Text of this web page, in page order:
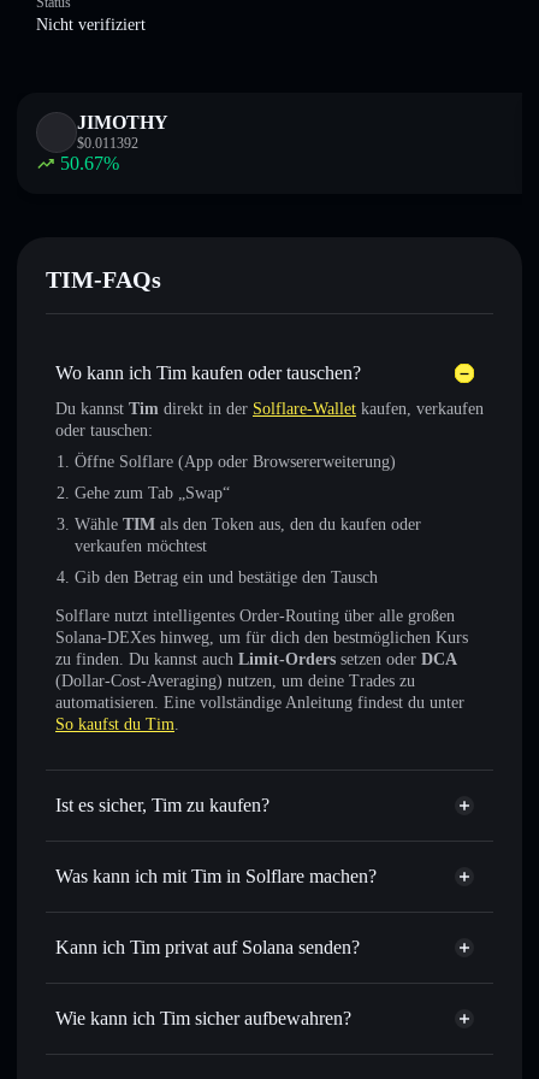
Nicht verifiziert
JIMOTHY
$0.011392
50.67%
TIM-FAQs
Wo kann ich Tim kaufen oder tauschen?
Du kannst Tim direkt in der Solflare-Wallet kaufen, verkaufen
oder tauschen:
Öffne Solflare (App oder Browsererweiterung)
Gehe zum Tab „Swap“
Wähle TIM als den Token aus, den du kaufen oder
verkaufen möchtest
Gib den Betrag ein und bestätige den Tausch
Solflare nutzt intelligentes Order-Routing über alle großen
Solana-DEXes hinweg, um für dich den bestmöglichen Kurs
zu finden. Du kannst auch Limit-Orders setzen oder DCA
(Dollar-Cost-Averaging) nutzen, um deine Trades zu
automatisieren. Eine vollständige Anleitung findest du unter
So kaufst du Tim.
Ist es sicher, Tim zu kaufen?
Tim nicht verifiziert
Was kann ich mit Tim in Solflare machen?
Tim
Solflare-Wallet
Sofort tauschen– handle TIM gegen SOL, USDC oder
Routing zum bestmöglichen Kurs
Limit-Orders setzen– automatisiere Trades zu deinem
Kann ich Tim privat auf Solana senden?
Privacy
Wie kann ich Tim sicher aufbewahren?
Tim
nicht